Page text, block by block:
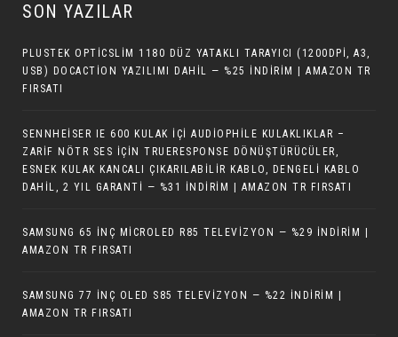
SON YAZILAR
PLUSTEK OPTICSLIM 1180 DÜZ YATAKLI TARAYICI (1200DPI, A3,
USB) DOCACTION YAZILIMI DAHIL — %25 İNDIRIM | AMAZON TR
FIRSATI
SENNHEISER IE 600 KULAK İÇI AUDIOPHILE KULAKLIKLAR –
ZARIF NÖTR SES IÇIN TRUERESPONSE DÖNÜŞTÜRÜCÜLER,
ESNEK KULAK KANCALI ÇIKARILABILIR KABLO, DENGELI KABLO
DAHIL, 2 YIL GARANTI — %31 İNDIRIM | AMAZON TR FIRSATI
SAMSUNG 65 İNÇ MICROLED R85 TELEVIZYON — %29 İNDIRIM |
AMAZON TR FIRSATI
SAMSUNG 77 İNÇ OLED S85 TELEVIZYON — %22 İNDIRIM |
AMAZON TR FIRSATI